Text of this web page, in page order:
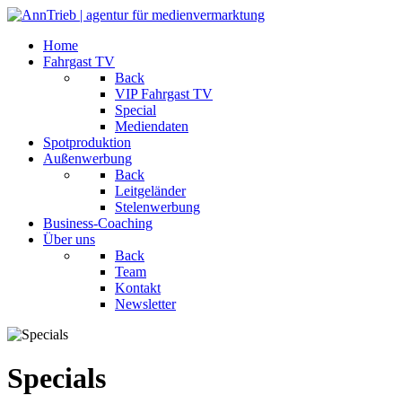
Home
Fahrgast TV
Back
VIP Fahrgast TV
Special
Mediendaten
Spotproduktion
Außenwerbung
Back
Leitgeländer
Stelenwerbung
Business-Coaching
Über uns
Back
Team
Kontakt
Newsletter
Specials